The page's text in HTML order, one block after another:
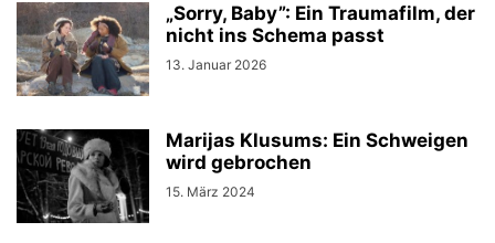
„Sorry, Baby”: Ein Traumafilm, der
nicht ins Schema passt
13. Januar 2026
Marijas Klusums: Ein Schweigen
wird gebrochen
15. März 2024